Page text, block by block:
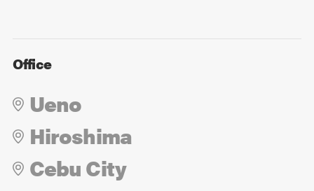
Office
Ueno
Hiroshima
Cebu City